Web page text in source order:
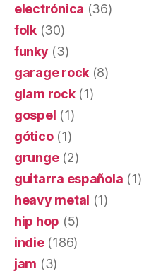
electrónica (36)
folk(30)
funky (3)
garage rock (8)
glam rock(1)
gospel (1)
gótico(1)
grunge(2)
guitarra española (1)
heavy metal (1)
hip hop (5)
indie(186)
jam (3)